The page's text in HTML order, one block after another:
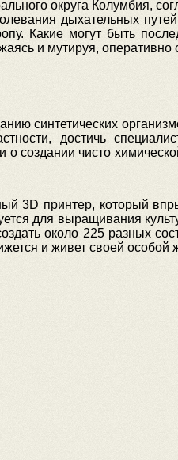
округа Колумбия,
дыхательных
Какие могут быть
и мутируя,
синтетических
достичь
создании чисто
3D принтер, который
для выращивания
около 225 разных
и живет своей особой